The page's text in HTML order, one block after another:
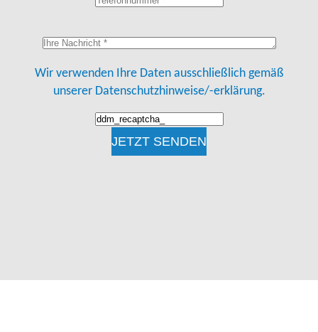
Wir verwenden Ihre Daten ausschließlich gemäß
unserer Datenschutzhinweise/-erklärung.